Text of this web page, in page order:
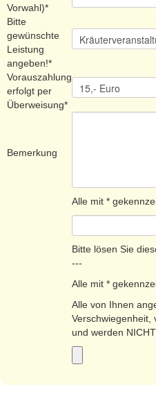
Vorwahl)*
Bitte
gewünschte
Leistung
angeben!*
Vorauszahlung
erfolgt per
Überweisung*
Bemerkung
Alle mit *
Bitte lösen Sie
---
Alle mit *
Alle von Ihnen
Verschwiegenheit,
und werden